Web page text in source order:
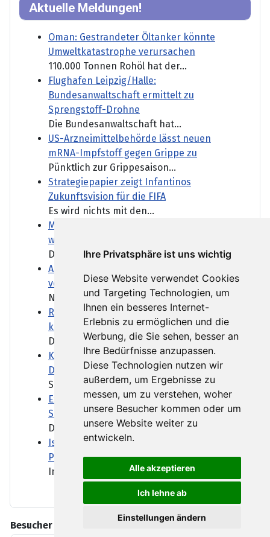
Ihre Privatsphäre ist uns wichtig
Diese Website verwendet Cookies
und Targeting Technologien, um
Ihnen ein besseres Internet-
Erlebnis zu ermöglichen und die
Werbung, die Sie sehen, besser an
Ihre Bedürfnisse anzupassen.
Diese Technologien nutzen wir
außerdem, um Ergebnisse zu
messen, um zu verstehen, woher
unsere Besucher kommen oder um
unsere Website weiter zu
entwickeln.
Alle akzeptieren
Ich lehne ab
Einstellungen ändern
Aktuelle Meldungen!
Oman: Gestrandeter Öltanker könnte
Umweltkatastrophe verursachen
110.000 Tonnen Rohöl hat der...
Flughafen Leipzig/Halle:
Bundesanwaltschaft ermittelt zu
Sprengstoff-Drohne
Die Bundesanwaltschaft hat...
US-Arzneimittelbehörde lässt neuen
mRNA-Impfstoff gegen Grippe zu
Pünktlich zur Grippesaison...
Strategiepapier zeigt Infantinos
Zukunftsvision für die FIFA
Es wird nichts mit den...
Marktbericht: Zahlenflut lässt Anleger
weitestgehend kalt
Der DAX konnte heute trotz...
ARD-DeutschlandTrend: AfD legt zu, Union
verliert weiter
Nach der Kabinettsumbildung...
Reform des Gewaltschutzgesetzes: Was
können Fußfesseln leisten?
Der Anschlag auf den CSD in...
Keine Infos zum Netzwerk des Abdul B.:
Das Schweigen des BND
Schon vor dem Anschlag waren...
Extrem-Niedrigwasser: Bilger will
Sonntagsfahrverbot für Lkw lockern
Das Extrem-Niedrigwasser...
Israel klagt Siedler wegen Tötung eines
Palästinensers an
In den vergangenen Jahren...
Besucher